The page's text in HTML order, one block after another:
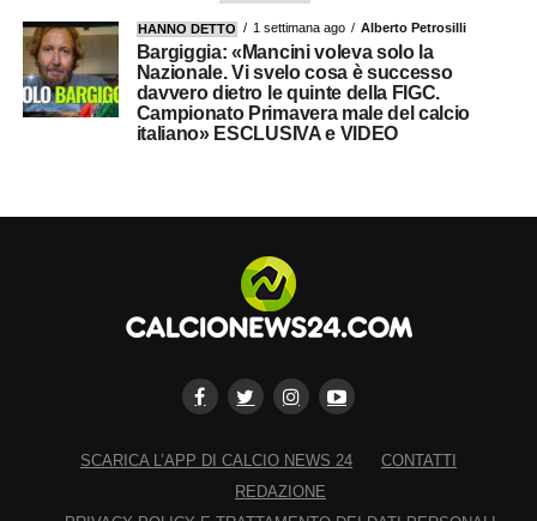
HANNO DETTO 1 settimana ago Alberto Petrosilli
Bargiggia: «Mancini voleva solo la
Nazionale. Vi svelo cosa è successo
davvero dietro le quinte della FIGC.
Campionato Primavera male del calcio
italiano» ESCLUSIVA e VIDEO
SCARICA L’APP DI CALCIO NEWS 24
CONTATTI
REDAZIONE